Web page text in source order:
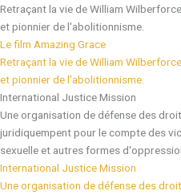
Retraçant la vie de William
et pionnier de l'abolitionnisme.
Le film Amazing Grace
Retraçant la vie de William
et pionnier de l'abolitionnisme.
International Justice Mission
Une organisation de défense des
juridiquempent pour le compte des
sexuelle et autres formes
International Justice Mission
Une organisation de défense des